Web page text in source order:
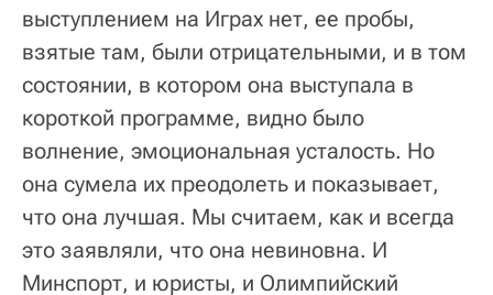
выступлением на Играх нет, ее пробы,
взятые там, были отрицательными, и в том
состоянии, в котором она выступала в
короткой программе, видно было
волнение, эмоциональная усталость. Но
она сумела их преодолеть и показывает,
что она лучшая. Мы считаем, как и всегда
это заявляли, что она невиновна. И
Минспорт, и юристы, и Олимпийский